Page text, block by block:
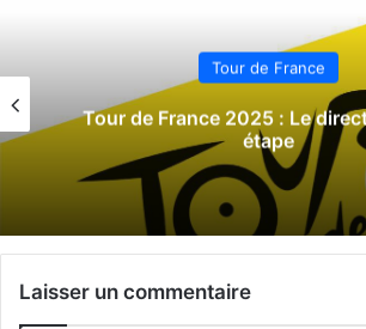
Tour de France
Tour de France 2025 : Le
étape
Laisser un commentaire